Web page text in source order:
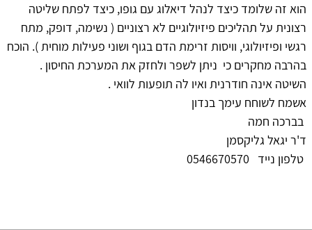
הוא זה שלומד כיצד לנהל דיאלוג עם גופו, כיצד לפתח שליטה
רצונית על תהליכים פיזיולוגיים לא רצוניים ( נשימה, דופק, מתח
רגשי ופיזיולוגי, וויסות זרימת הדם בגוף ושוני פעילות מוחית ). הוכח
בהרבה מחקרים כי ניתן לשפר ולחזק את המערכת החיסון .
השיטה אינה חודרנית ואיו לה תופעות לוואי .
אשמח לשוחח עימך בנדון
בברכה חמה
ד'ר יגאל גליקסמן
טלפון נייד 0546670570